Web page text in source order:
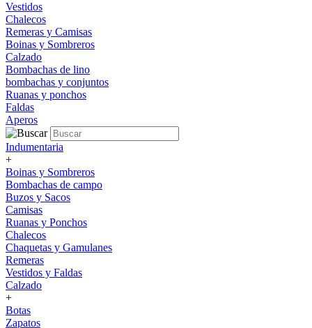
Vestidos
Chalecos
Remeras y Camisas
Boinas y Sombreros
Calzado
Bombachas de lino
bombachas y conjuntos
Ruanas y ponchos
Faldas
Aperos
Indumentaria
+
Boinas y Sombreros
Bombachas de campo
Buzos y Sacos
Camisas
Ruanas y Ponchos
Chalecos
Chaquetas y Gamulanes
Remeras
Vestidos y Faldas
Calzado
+
Botas
Zapatos